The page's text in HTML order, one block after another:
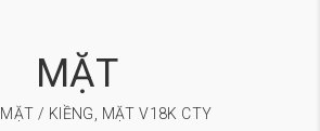
MẶT
MẶT / KIỀNG, MẶT V18K CTY